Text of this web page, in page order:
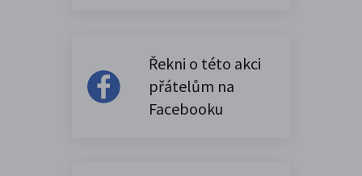
Řekni o této akci
přátelům na
Facebooku